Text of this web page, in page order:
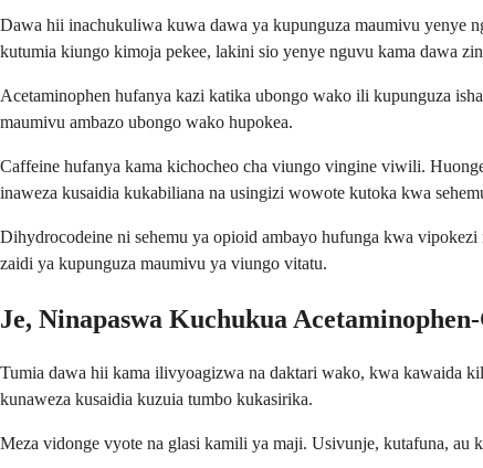
Dawa hii inachukuliwa kuwa dawa ya kupunguza maumivu yenye
kutumia kiungo kimoja pekee, lakini sio yenye nguvu kama dawa
Acetaminophen hufanya kazi katika ubongo wako ili kupunguza
maumivu ambazo ubongo wako hupokea.
Caffeine hufanya kama kichocheo cha viungo vingine viwili.
inaweza kusaidia kukabiliana na usingizi wowote kutoka kwa
Dihydrocodeine ni sehemu ya opioid ambayo hufunga kwa
zaidi ya kupunguza maumivu ya viungo vitatu.
Je, Ninapaswa Kuchukua
Tumia dawa hii kama ilivyoagizwa na daktari wako, kwa kawaida
kunaweza kusaidia kuzuia tumbo kukasirika.
Meza vidonge vyote na glasi kamili ya maji. Usivunje, kutafuna,